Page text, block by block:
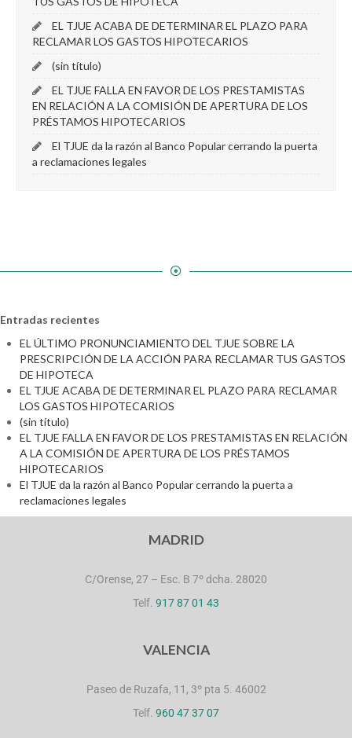
EL TJUE ACABA DE DETERMINAR EL PLAZO PARA
RECLAMAR LOS GASTOS HIPOTECARIOS
(sin título)
EL TJUE FALLA EN FAVOR DE LOS PRESTAMISTAS
EN RELACIÓN A LA COMISIÓN DE APERTURA DE LOS
PRÉSTAMOS HIPOTECARIOS
El TJUE da la razón al Banco Popular cerrando la puerta
a reclamaciones legales
Entradas recientes
EL ÚLTIMO PRONUNCIAMIENTO DEL TJUE SOBRE LA
PRESCRIPCIÓN DE LA ACCIÓN PARA RECLAMAR TUS GASTOS
DE HIPOTECA
EL TJUE ACABA DE DETERMINAR EL PLAZO PARA RECLAMAR
LOS GASTOS HIPOTECARIOS
(sin título)
EL TJUE FALLA EN FAVOR DE LOS PRESTAMISTAS EN RELACIÓN
A LA COMISIÓN DE APERTURA DE LOS PRÉSTAMOS
HIPOTECARIOS
El TJUE da la razón al Banco Popular cerrando la puerta a
reclamaciones legales
MADRID
C/Orense, 27 – Esc. B 7º dcha. 28020
Telf. 917 87 01 43
VALENCIA
Paseo de Ruzafa, 11, 3º pta 5. 46002
Telf. 960 47 37 07